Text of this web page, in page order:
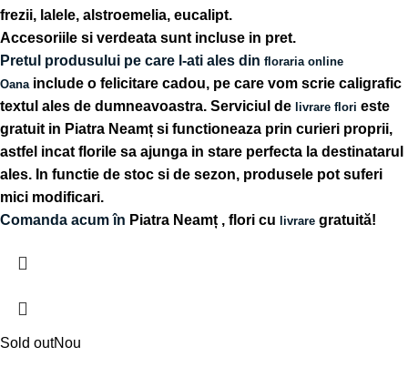
frezii, lalele, alstroemelia, eucalipt.
Accesoriile si verdeata sunt incluse in pret.
Pretul produsului pe care l-ati ales din floraria online
Oana include o felicitare cadou, pe care vom scrie caligrafic
textul ales de dumneavoastra. Serviciul de livrare flori este
gratuit in Piatra Neamț si functioneaza prin curieri proprii,
astfel incat florile sa ajunga in stare perfecta la destinatarul
ales. In functie de stoc si de sezon, produsele pot suferi
mici modificari.
Comanda acum în Piatra Neamț , flori cu livrare gratuită!
Sold outNou